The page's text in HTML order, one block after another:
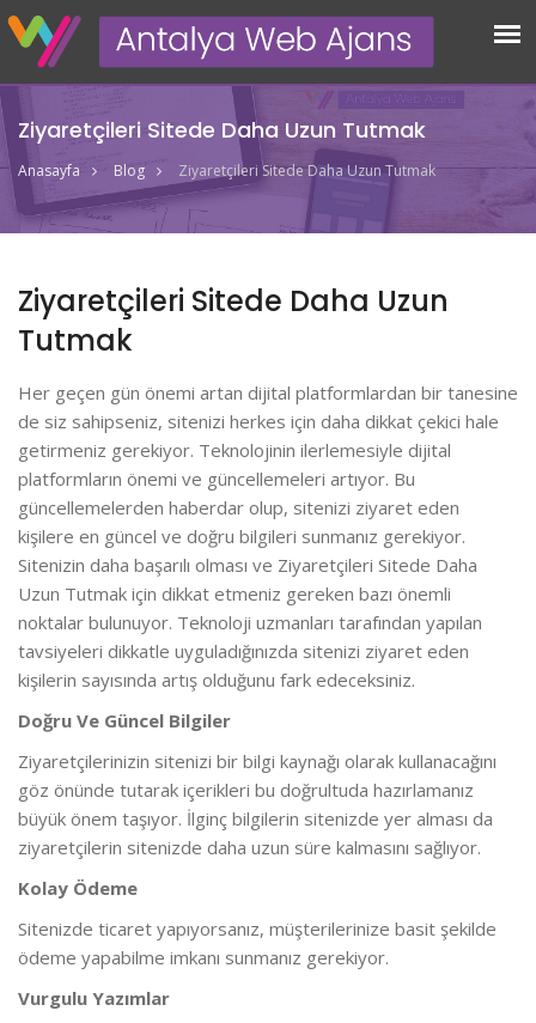
Ziyaretçileri Sitede Daha Uzun Tutmak
Anasayfa Blog Ziyaretçileri Sitede Daha Uzun Tutmak
Ziyaretçileri Sitede Daha Uzun
Tutmak
Her geçen gün önemi artan dijital platformlardan bir tanesine
de siz sahipseniz, sitenizi herkes için daha dikkat çekici hale
getirmeniz gerekiyor. Teknolojinin ilerlemesiyle dijital
platformların önemi ve güncellemeleri artıyor. Bu
güncellemelerden haberdar olup, sitenizi ziyaret eden
kişilere en güncel ve doğru bilgileri sunmanız gerekiyor.
Sitenizin daha başarılı olması ve Ziyaretçileri Sitede Daha
Uzun Tutmak için dikkat etmeniz gereken bazı önemli
noktalar bulunuyor. Teknoloji uzmanları tarafından yapılan
tavsiyeleri dikkatle uyguladığınızda sitenizi ziyaret eden
kişilerin sayısında artış olduğunu fark edeceksiniz.
Doğru Ve Güncel Bilgiler
Ziyaretçilerinizin sitenizi bir bilgi kaynağı olarak kullanacağını
göz önünde tutarak içerikleri bu doğrultuda hazırlamanız
büyük önem taşıyor. İlginç bilgilerin sitenizde yer alması da
ziyaretçilerin sitenizde daha uzun süre kalmasını sağlıyor.
Kolay Ödeme
Sitenizde ticaret yapıyorsanız, müşterilerinize basit şekilde
ödeme yapabilme imkanı sunmanız gerekiyor.
Vurgulu Yazımlar